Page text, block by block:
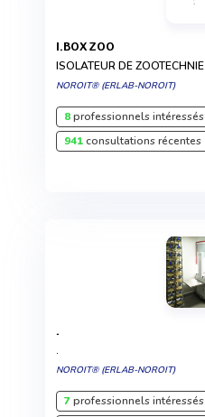
I.BOX ZOO
ISOLATEUR DE ZOOTECHNIE
NOROIT® (ERLAB-NOROIT)
8professionnels intéressés
941consultations récentes
.
.
NOROIT® (ERLAB-NOROIT)
7professionnels intéressés